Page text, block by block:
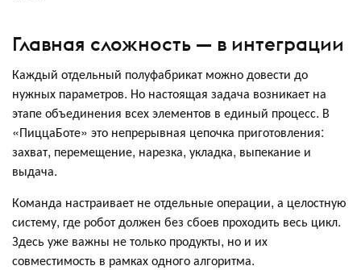
Главная сложность — в интеграции
Каждый отдельный полуфабрикат можно довести до
нужных параметров. Но настоящая задача возникает на
этапе объединения всех элементов в единый процесс. В
«ПиццаБоте» это непрерывная цепочка приготовления:
захват, перемещение, нарезка, укладка, выпекание и
выдача.
Команда настраивает не отдельные операции, а целостную
систему, где робот должен без сбоев проходить весь цикл.
Здесь уже важны не только продукты, но и их
совместимость в рамках одного алгоритма.